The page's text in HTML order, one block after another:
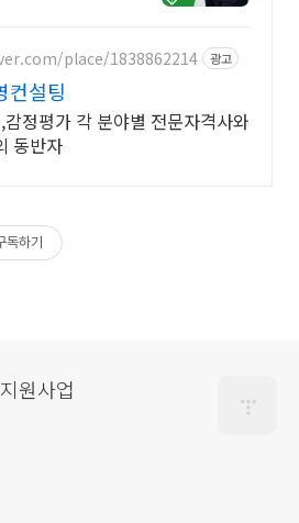
place/1838862214 광고
컨설팅
정평가 각 분야별 전문자격사와
동반자
독하기
원사업